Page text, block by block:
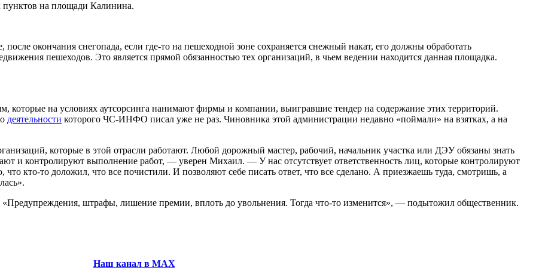
пунктов на площади Калинина.
окончания снегопада, если где-то на пешеходной зоне сохраняется снежный накат, его должны обработать
пешеходов. Это является прямой обязанностью тех организаций, в чьем ведении находится данная площадка.
которые на условиях аутсорсинга нанимают фирмы и компании, выигравшие тендер на содержание этих территорий.
деятельности которого ЧС-ИНФО писал уже не раз. Чиновника этой администрации недавно «поймали» на взятках, а на
которые в этой отрасли работают. Любой дорожный мастер, рабочий, начальник участка или ДЭУ обязаны знать
и контролируют выполнение работ, — уверен Михаил. — У нас отсутствует ответственность лиц, которые контролируют
кто-то доложил, что все почистили. И позволяют себе писать ответ, что все сделано. А приезжаешь туда, смотришь, а
«Предупреждения, штрафы, лишение премии, вплоть до увольнения. Тогда что-то изменится», — подытожил общественник.
Наш канал в МАХ